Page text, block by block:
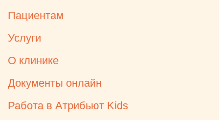
связалась анестезиолог Кушхова
том, как именно будет проходить
погружения ребёнка в
медикаментозный сон, сам
процесс лечения и выход из сна.
Напомнила о том, как правильно
подготовиться к такому лечению, и
Пациентам
Услуги
О клинике
Документы онлайн
Работа в Атрибьют Kids